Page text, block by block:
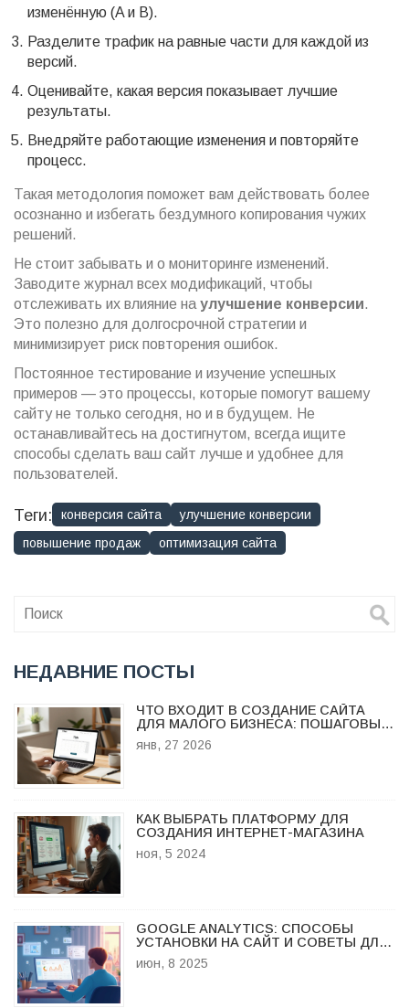
изменённую (A и B).
Разделите трафик на равные части для каждой из
версий.
Оценивайте, какая версия показывает лучшие
результаты.
Внедряйте работающие изменения и повторяйте
процесс.
Такая методология поможет вам действовать более
осознанно и избегать бездумного копирования чужих
решений.
Не стоит забывать и о мониторинге изменений.
Заводите журнал всех модификаций, чтобы
отслеживать их влияние наулучшение конверсии.
Это полезно для долгосрочной стратегии и
минимизирует риск повторения ошибок.
Постоянное тестирование и изучение успешных
примеров — это процессы, которые помогут вашему
сайту не только сегодня, но и в будущем. Не
останавливайтесь на достигнутом, всегда ищите
способы сделать ваш сайт лучше и удобнее для
пользователей.
Теги: конверсия сайта
улучшение конверсии
повышение продаж
оптимизация сайта
НЕДАВНИЕ ПОСТЫ
ЧТО ВХОДИТ В СОЗДАНИЕ САЙТА
ДЛЯ МАЛОГО БИЗНЕСА: ПОШАГОВЫЙ
РАЗБОР
янв, 27 2026
КАК ВЫБРАТЬ ПЛАТФОРМУ ДЛЯ
СОЗДАНИЯ ИНТЕРНЕТ-МАГАЗИНА
ноя, 5 2024
GOOGLE ANALYTICS: СПОСОБЫ
УСТАНОВКИ НА САЙТ И СОВЕТЫ ДЛЯ
БЫСТРОГО СТАРТА
июн, 8 2025